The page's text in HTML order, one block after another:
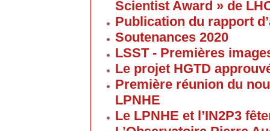
Scientist Award » de
Publication du rapport
Soutenances 2020
LSST - Premières
Le projet HGTD
Première réunion du
LPNHE
Le LPNHE et l’IN2P3